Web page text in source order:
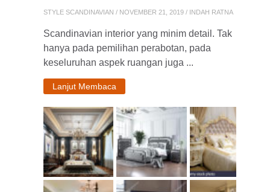
STYLE SCANDINAVIAN / NOVEMBER 21, 2019 / INDAH RATNA
Scandinavian interior yang minim detail. Tak
hanya pada pemilihan perabotan, pada
keseluruhan aspek ruangan juga ...
Lanjut Membaca